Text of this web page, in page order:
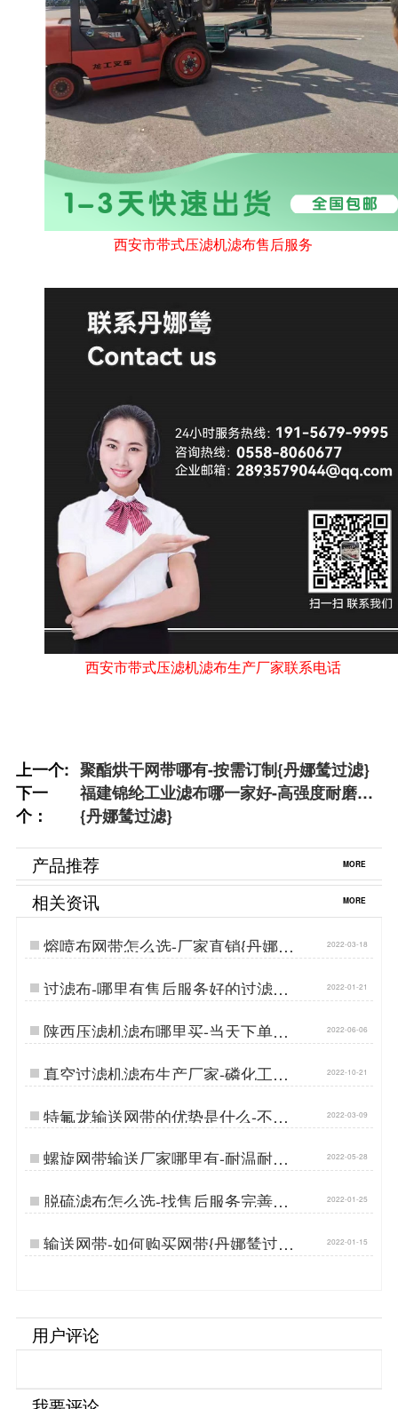
西安市带式压滤机滤布售后服务
西安市带式压滤机滤布生产厂家联系电话
上一个: 聚酯烘干网带哪有-按需订制{丹娜鸶过滤}
下一
个：
福建锦纶工业滤布哪一家好-高强度耐磨损
{丹娜鸶过滤}
产品推荐 MORE
相关资讯 MORE
熔喷布网带怎么选-厂家直销{丹娜鸶
过滤}…
2022-03-18
过滤布-哪里有售后服务好的过滤布
厂家{丹娜鸶过滤}…
2022-01-21
陕西压滤机滤布哪里买-当天下单当
天发货{丹娜鸶过滤}…
2022-06-06
真空过滤机滤布生产厂家-磷化工用
耐磨耐酸碱…
2022-10-21
​特氟龙输送网带的优势是什么-不惧
高温{丹娜鸶过滤}…
2022-03-09
螺旋网带输送厂家哪里有-耐温耐磨
{丹娜鸶过滤}…
2022-05-28
脱硫滤布怎么选-找售后服务完善的
厂家{丹娜鸶过滤}…
2022-01-25
输送网带-如何购买网带{丹娜鸶过滤}
…
2022-01-15
用户评论